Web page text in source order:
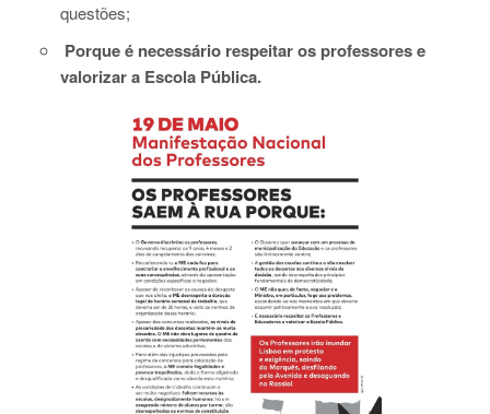
questões;
Porque é necessário respeitar os professores e
valorizar a Escola Pública.